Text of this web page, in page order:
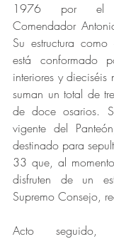
1976 por el
Comendador
Su estructura
está conformado
interiores y dieciséis
suman un total de
de doce osarios.
vigente del
destinado para
33 que, al
disfruten de un
Supremo Consejo,
Acto